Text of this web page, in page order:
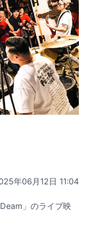
年06月12日 11:04
」のライブ映